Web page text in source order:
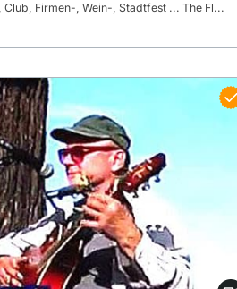
Club, Firmen-, Wein-, Stadtfest ... The Fl...